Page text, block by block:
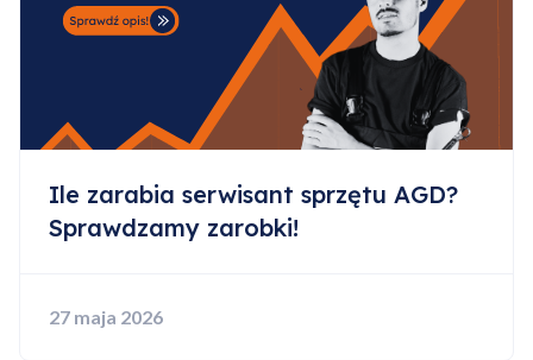
Ile zarabia serwisant sprzętu AGD?
Sprawdzamy zarobki!
27 maja 2026